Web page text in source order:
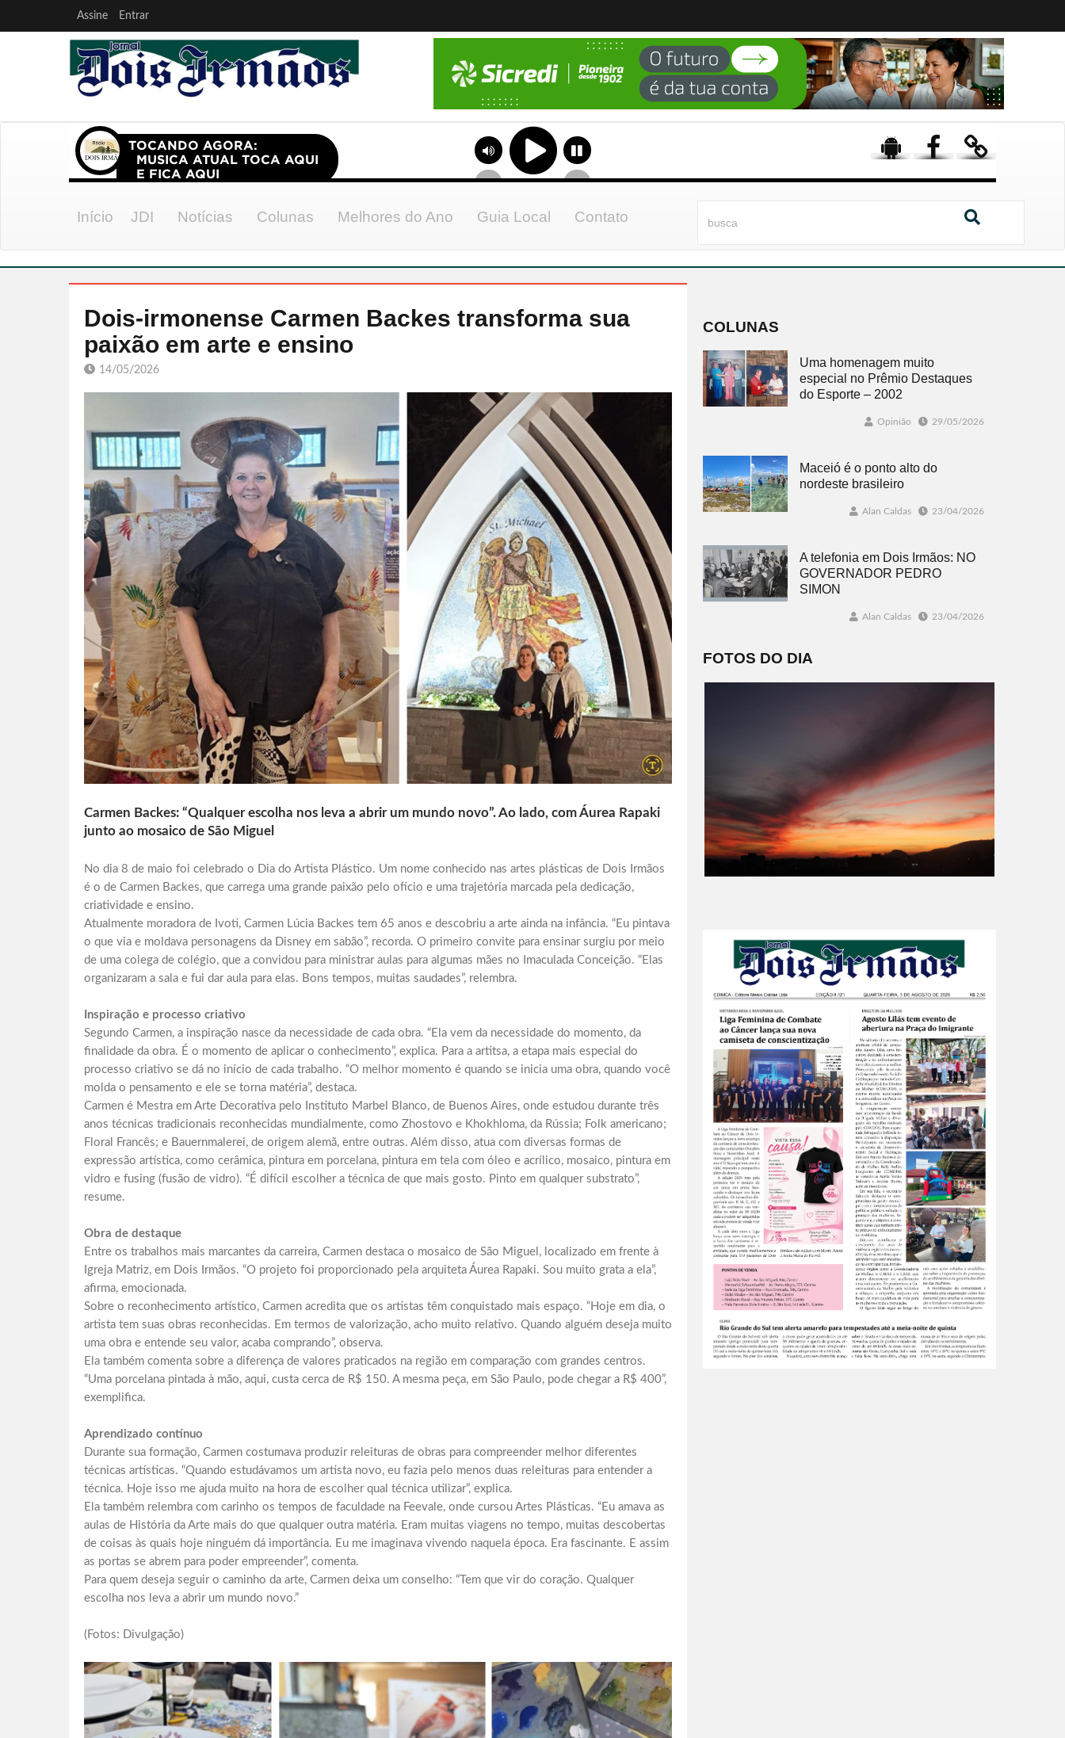
Assine Entrar
Início JDI Notícias Colunas Melhores do Ano Guia Local Contato
Dois-irmonense Carmen Backes transforma sua
paixão em arte e ensino
14/05/2026
Carmen Backes: “Qualquer escolha nos leva a abrir um mundo novo”. Ao lado, com Áurea Rapaki
junto ao mosaico de São Miguel
No dia 8 de maio foi celebrado o Dia do Artista Plástico. Um nome conhecido nas artes plásticas de Dois Irmãos
é o de Carmen Backes, que carrega uma grande paixão pelo ofício e uma trajetória marcada pela dedicação,
criatividade e ensino.
Atualmente moradora de Ivoti, Carmen Lúcia Backes tem 65 anos e descobriu a arte ainda na infância. “Eu pintava
o que via e moldava personagens da Disney em sabão”, recorda. O primeiro convite para ensinar surgiu por meio
de uma colega de colégio, que a convidou para ministrar aulas para algumas mães no Imaculada Conceição. “Elas
organizaram a sala e fui dar aula para elas. Bons tempos, muitas saudades”, relembra.
Inspiração e processo criativo
Segundo Carmen, a inspiração nasce da necessidade de cada obra. “Ela vem da necessidade do momento, da
finalidade da obra. É o momento de aplicar o conhecimento”, explica. Para a artitsa, a etapa mais especial do
processo criativo se dá no início de cada trabalho. “O melhor momento é quando se inicia uma obra, quando você
molda o pensamento e ele se torna matéria”, destaca.
Carmen é Mestra em Arte Decorativa pelo Instituto Marbel Blanco, de Buenos Aires, onde estudou durante três
anos técnicas tradicionais reconhecidas mundialmente, como Zhostovo e Khokhloma, da Rússia; Folk americano;
Floral Francês; e Bauernmalerei, de origem alemã, entre outras. Além disso, atua com diversas formas de
expressão artística, como cerâmica, pintura em porcelana, pintura em tela com óleo e acrílico, mosaico, pintura em
vidro e fusing (fusão de vidro). “É difícil escolher a técnica de que mais gosto. Pinto em qualquer substrato”,
resume.
Obra de destaque
Entre os trabalhos mais marcantes da carreira, Carmen destaca o mosaico de São Miguel, localizado em frente à
Igreja Matriz, em Dois Irmãos. “O projeto foi proporcionado pela arquiteta Áurea Rapaki. Sou muito grata a ela”,
afirma, emocionada.
Sobre o reconhecimento artístico, Carmen acredita que os artistas têm conquistado mais espaço. “Hoje em dia, o
artista tem suas obras reconhecidas. Em termos de valorização, acho muito relativo. Quando alguém deseja muito
uma obra e entende seu valor, acaba comprando”, observa.
Ela também comenta sobre a diferença de valores praticados na região em comparação com grandes centros.
“Uma porcelana pintada à mão, aqui, custa cerca de R$ 150. A mesma peça, em São Paulo, pode chegar a R$ 400”,
exemplifica.
Aprendizado contínuo
Durante sua formação, Carmen costumava produzir releituras de obras para compreender melhor diferentes
técnicas artísticas. “Quando estudávamos um artista novo, eu fazia pelo menos duas releituras para entender a
técnica. Hoje isso me ajuda muito na hora de escolher qual técnica utilizar”, explica.
Ela também relembra com carinho os tempos de faculdade na Feevale, onde cursou Artes Plásticas. “Eu amava as
aulas de História da Arte mais do que qualquer outra matéria. Eram muitas viagens no tempo, muitas descobertas
de coisas às quais hoje ninguém dá importância. Eu me imaginava vivendo naquela época. Era fascinante. E assim
as portas se abrem para poder empreender”, comenta.
Para quem deseja seguir o caminho da arte, Carmen deixa um conselho: “Tem que vir do coração. Qualquer
escolha nos leva a abrir um mundo novo.”
(Fotos: Divulgação)
COLUNAS
Uma homenagem muito
especial no Prêmio Destaques
do Esporte – 2002
Opinião 29/05/2026
Maceió é o ponto alto do
nordeste brasileiro
Alan Caldas 23/04/2026
A telefonia em Dois Irmãos: NO
GOVERNADOR PEDRO
SIMON
Alan Caldas 23/04/2026
FOTOS DO DIA